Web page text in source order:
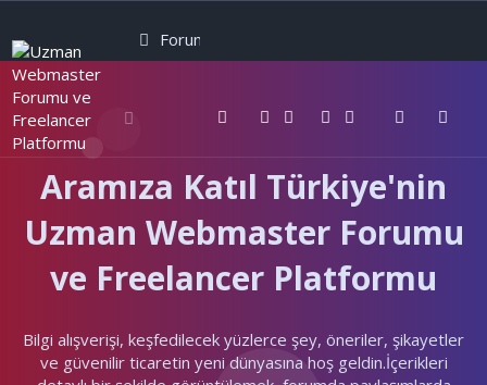
Forumlar
Aramıza Katıl Türkiye'nin
Uzman Webmaster Forumu
ve Freelancer Platformu
Bilgi alışverişi, keşfedilecek yüzlerce şey, öneriler, şikayetler
ve güvenilir ticaretin yeni dünyasına hoş geldin.İçerikleri